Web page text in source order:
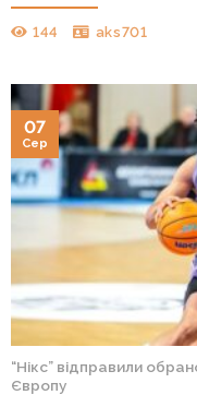
144 aks701
“Нікс” відправили
Європу
07
Сер